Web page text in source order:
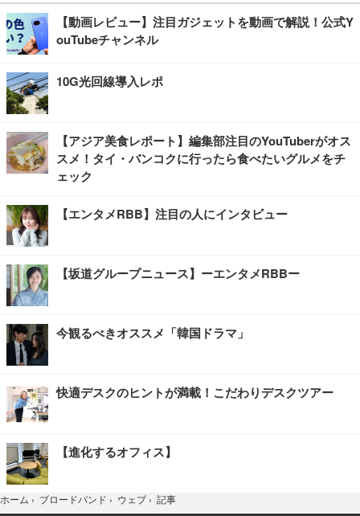
【動画レビュー】注目ガジェットを動画で解説！公式Y
ouTubeチャンネル
10G光回線導入レポ
【アジア美食レポート】編集部注目のYouTuberがオス
スメ！タイ・バンコクに行ったら食べたいグルメをチ
ェック
【エンタメRBB】注目の人にインタビュー
【坂道グループニュース】ーエンタメRBBー
今観るべきオススメ「韓国ドラマ」
快適デスクのヒントが満載！こだわりデスクツアー
【進化するオフィス】
ホーム › ブロードバンド › ウェブ › 記事